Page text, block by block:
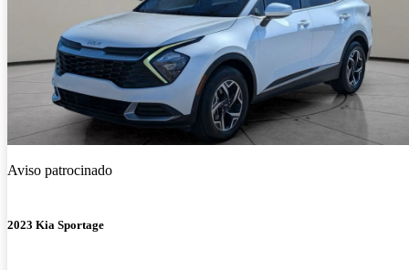
Aviso patrocinado
2023 Kia Sportage